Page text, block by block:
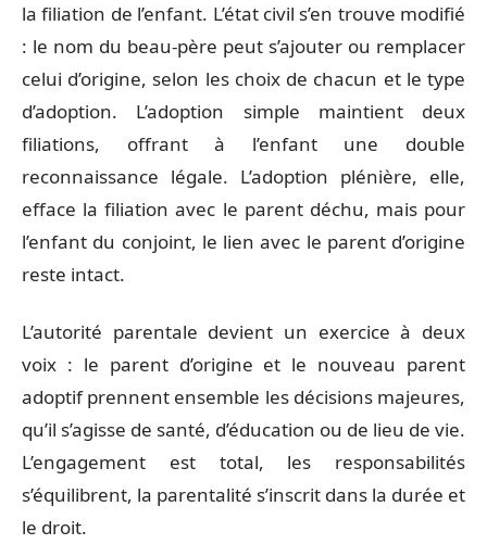
la filiation de l’enfant. L’état civil s’en trouve modifié
: le nom du beau-père peut s’ajouter ou remplacer
celui d’origine, selon les choix de chacun et le type
d’adoption. L’adoption simple maintient deux
filiations, offrant à l’enfant une double
reconnaissance légale. L’adoption plénière, elle,
efface la filiation avec le parent déchu, mais pour
l’enfant du conjoint, le lien avec le parent d’origine
reste intact.
L’autorité parentale devient un exercice à deux
voix : le parent d’origine et le nouveau parent
adoptif prennent ensemble les décisions majeures,
qu’il s’agisse de santé, d’éducation ou de lieu de vie.
L’engagement est total, les responsabilités
s’équilibrent, la parentalité s’inscrit dans la durée et
le droit.